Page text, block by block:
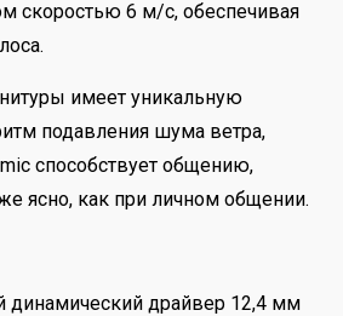
скоростью 6 м/с, обеспечивая
имеет уникальную
подавления шума ветра,
способствует общению,
ясно, как при личном общении.
динамический драйвер 12,4 мм